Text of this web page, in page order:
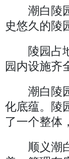
潮白陵园
史悠久的陵
陵园占地
园内设施齐
潮白陵园
化底蕴。陵
了一个整体
顺义潮白